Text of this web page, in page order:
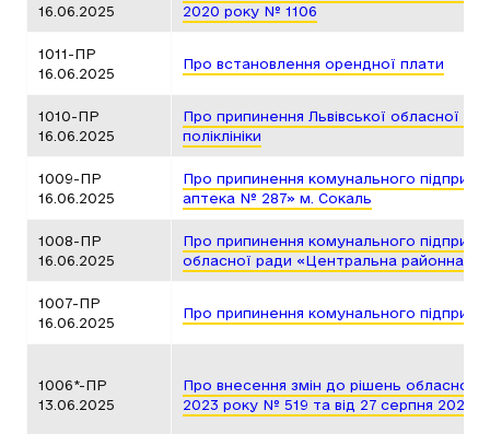
16.06.2025
2020 року № 1106
1011-ПР
16.06.2025
Про встановлення орендної плати
1010-ПР
16.06.2025
Про припинення Львівської обласної
поліклініки
1009-ПР
16.06.2025
Про припинення комунального
аптека № 287» м. Сокаль
1008-ПР
16.06.2025
Про припинення комунального
обласної ради «Центральна районна
1007-ПР
16.06.2025
Про припинення комунального
1006*-ПР
13.06.2025
Про внесення змін до рішень обласної
2023 року № 519 та від 27 серпня 2024